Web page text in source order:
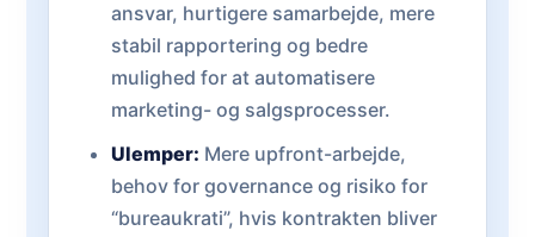
ansvar, hurtigere samarbejde, mere
stabil rapportering og bedre
mulighed for at automatisere
marketing- og salgsprocesser.
Ulemper: Mere upfront-arbejde,
behov for governance og risiko for
“bureaukrati”, hvis kontrakten bliver